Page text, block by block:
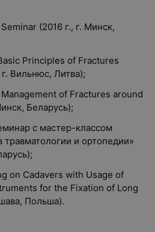
(2016 г., г. Минск,
Principles of Fractures
Вильнюс, Литва);
of Fractures around
Беларусь);
с мастер-классом
и ортопедии»
on Cadavers with Usage of
for the Fixation of Long
Польша).